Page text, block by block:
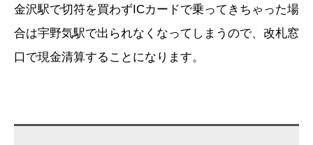
金沢駅で切符を買わずICカードで乗ってきちゃった場
合は宇野気駅で出られなくなってしまうので、改札窓
口で現金清算することになります。